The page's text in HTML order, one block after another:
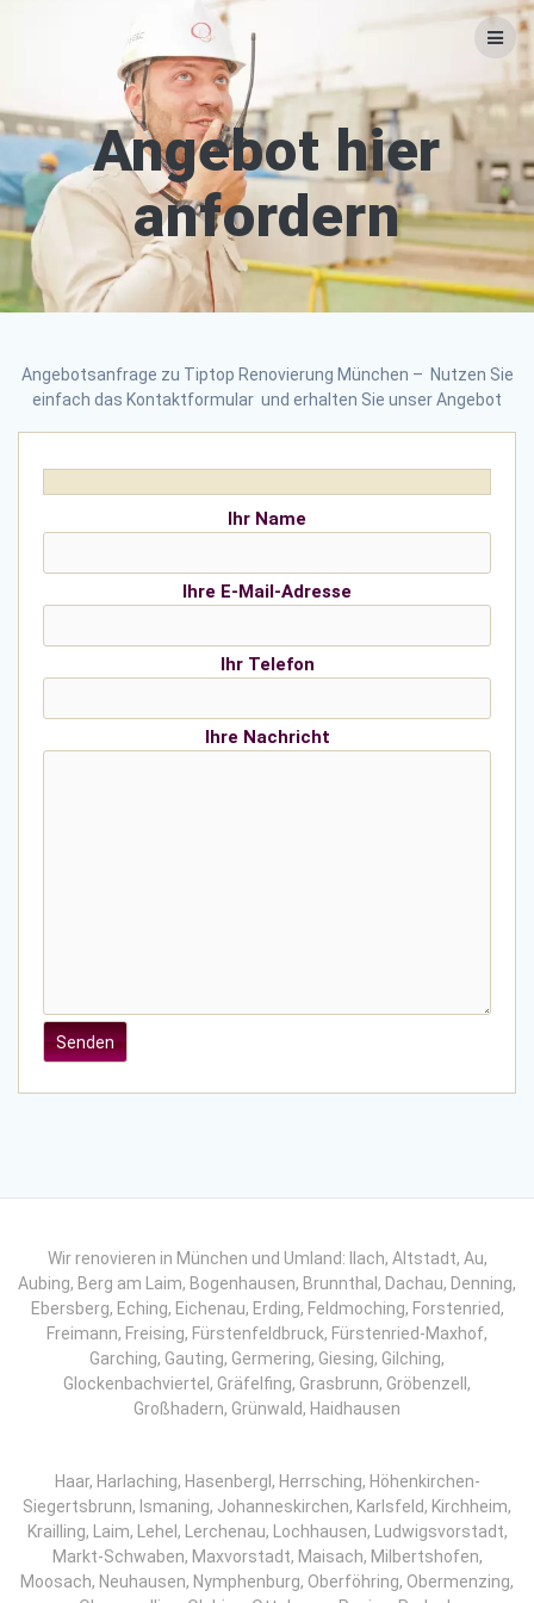
Angebot hier
anfordern
Angebotsanfrage zu Tiptop Renovierung München – Nutzen Sie
einfach das Kontaktformular und erhalten Sie unser Angebot
Ihr Name
Ihre E-Mail-Adresse
Ihr Telefon
Ihre Nachricht
Wir renovieren in München und Umland: llach, Altstadt, Au,
Aubing, Berg am Laim, Bogenhausen, Brunnthal, Dachau, Denning,
Ebersberg, Eching, Eichenau, Erding, Feldmoching, Forstenried,
Freimann, Freising, Fürstenfeldbruck, Fürstenried-Maxhof,
Garching, Gauting, Germering, Giesing, Gilching,
Glockenbachviertel, Gräfelfing, Grasbrunn, Gröbenzell,
Großhadern, Grünwald, Haidhausen
Haar, Harlaching, Hasenbergl, Herrsching, Höhenkirchen-
Siegertsbrunn, Ismaning, Johanneskirchen, Karlsfeld, Kirchheim,
Krailling, Laim, Lehel, Lerchenau, Lochhausen, Ludwigsvorstadt,
Markt-Schwaben, Maxvorstadt, Maisach, Milbertshofen,
Moosach, Neuhausen, Nymphenburg, Oberföhring, Obermenzing,